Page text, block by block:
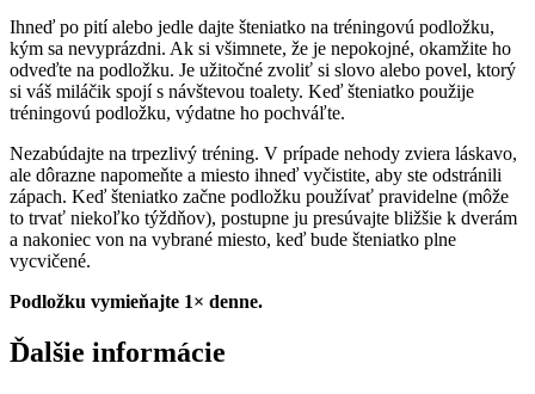
Ihneď po pití alebo jedle dajte šteniatko na tréningovú podložku,
kým sa nevyprázdni. Ak si všimnete, že je nepokojné, okamžite ho
odveďte na podložku. Je užitočné zvoliť si slovo alebo povel, ktorý
si váš miláčik spojí s návštevou toalety. Keď šteniatko použije
tréningovú podložku, výdatne ho pochváľte.
Nezabúdajte na trpezlivý tréning. V prípade nehody zviera láskavo,
ale dôrazne napomeňte a miesto ihneď vyčistite, aby ste odstránili
zápach. Keď šteniatko začne podložku používať pravidelne (môže
to trvať niekoľko týždňov), postupne ju presúvajte bližšie k dverám
a nakoniec von na vybrané miesto, keď bude šteniatko plne
vycvičené.
Podložku vymieňajte 1× denne.
Ďalšie informácie